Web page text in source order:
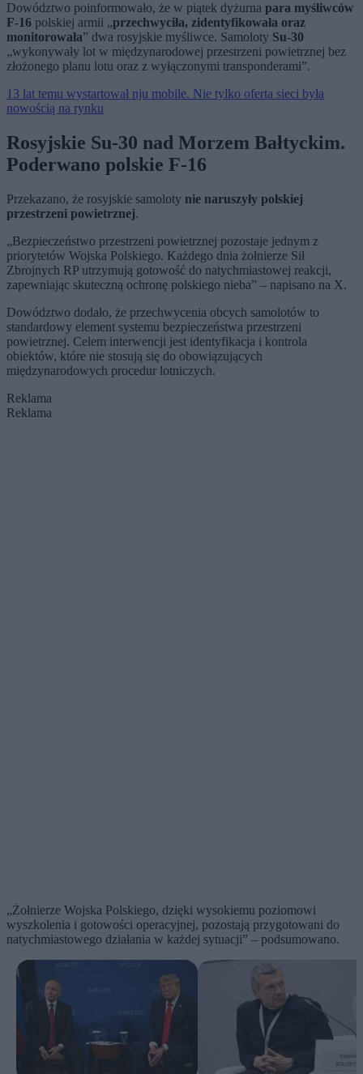
Dowództwo poinformowało, że w piątek dyżurna para myśliwców
F-16 polskiej armii „przechwyciła, zidentyfikowała oraz
monitorowała” dwa rosyjskie myśliwce. Samoloty Su-30
„wykonywały lot w międzynarodowej przestrzeni powietrznej bez
złożonego planu lotu oraz z wyłączonymi transponderami”.
13 lat temu wystartował nju mobile. Nie tylko oferta sieci była
nowością na rynku
Rosyjskie Su-30 nad Morzem Bałtyckim.
Poderwano polskie F-16
Przekazano, że rosyjskie samoloty nie naruszyły polskiej
przestrzeni powietrznej.
„Bezpieczeństwo przestrzeni powietrznej pozostaje jednym z
priorytetów Wojska Polskiego. Każdego dnia żołnierze Sił
Zbrojnych RP utrzymują gotowość do natychmiastowej reakcji,
zapewniając skuteczną ochronę polskiego nieba” – napisano na X.
Dowództwo dodało, że przechwycenia obcych samolotów to
standardowy element systemu bezpieczeństwa przestrzeni
powietrznej. Celem interwencji jest identyfikacja i kontrola
obiektów, które nie stosują się do obowiązujących
międzynarodowych procedur lotniczych.
Reklama
Reklama
„Żołnierze Wojska Polskiego, dzięki wysokiemu poziomowi
wyszkolenia i gotowości operacyjnej, pozostają przygotowani do
natychmiastowego działania w każdej sytuacji” – podsumowano.